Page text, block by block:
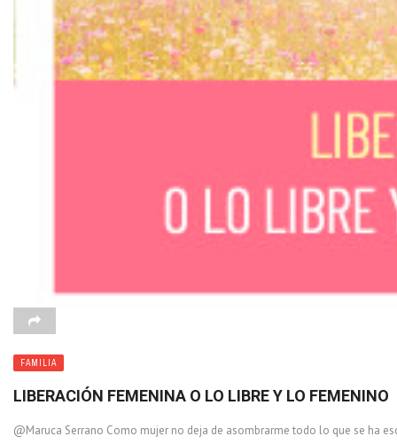
FAMILIA
LIBERACIÓN FEMENINA O LO LIBRE Y LO FEMENINO
@Maruca Serrano Como mujer no deja de asombrarme todo lo que se ha